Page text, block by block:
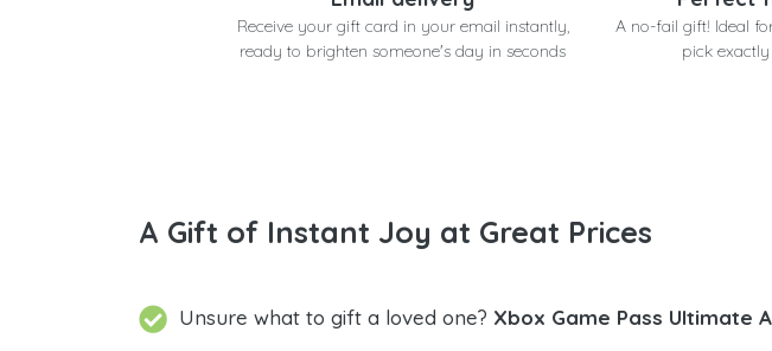
Receive your gift card in your email instantly,
ready to brighten someone's day in seconds
A no-fail gift! Ideal
pick
A Gift of Instant Joy at Great Prices
Unsure what to gift a loved one? Xbox Game Pass Ultimate